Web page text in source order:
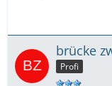
brücke
Profi